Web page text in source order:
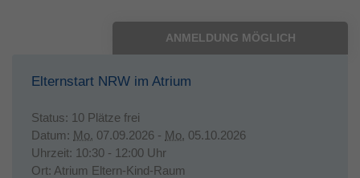
ANMELDUNG MÖGLICH
Elternstart NRW im Atrium
Status: 10 Plätze frei
Datum: Mo. 07.09.2026 - Mo. 05.10.2026
Uhrzeit: 10:30 - 12:00 Uhr
Ort: Atrium Eltern-Kind-Raum